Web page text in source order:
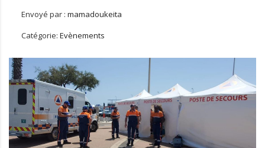
Envoyé par : mamadoukeita
Catégorie: Evènements